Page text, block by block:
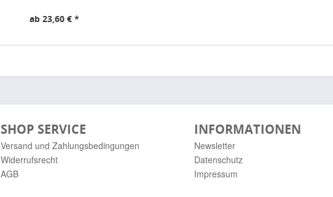
ab 23,60 € *
SHOP SERVICE
Versand und Zahlungsbedingungen
Widerrufsrecht
AGB
INFORMATIONEN
Newsletter
Datenschutz
Impressum